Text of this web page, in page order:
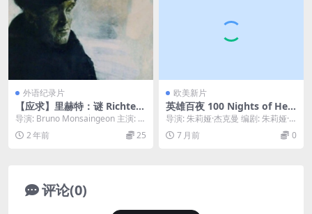
外语纪录片
【应求】里赫特：谜 Richter:
The Enigma (1998)
导演: Bruno Monsaingeon 主演: S
viatoslav Ric...
2 年前 25
欧美新片
英雄百夜 100 Nights of Her
o (2025)
导演: 朱莉娅·杰克曼 编剧: 朱莉娅·
杰克曼 主演: 艾玛·科林 / 麦卡·梦...
7 月前 0
评论(0)